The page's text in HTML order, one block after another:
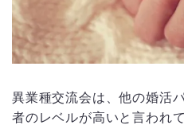
異業種交流会は、他の婚活
者のレベルが高いと言われて